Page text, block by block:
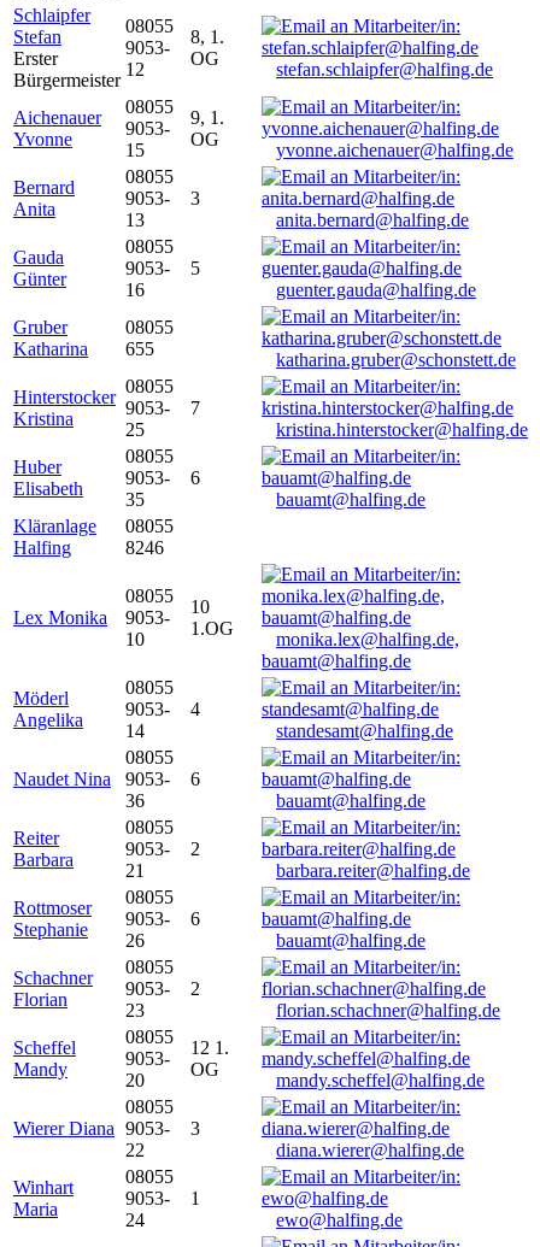
Schlaipfer
Stefan
Erster
Bürgermeister
08055
9053-
12
8, 1.
OG
stefan.schlaipfer@halfing.de
Aichenauer
Yvonne
08055
9053-
15
9, 1.
OG
yvonne.aichenauer@halfing.de
Bernard
Anita
08055
9053-
13
3
anita.bernard@halfing.de
Gauda
Günter
08055
9053-
16
5
guenter.gauda@halfing.de
Gruber
Katharina
08055
655
katharina.gruber@schonstett.de
Hinterstocker
Kristina
08055
9053-
25
7
kristina.hinterstocker@halfing.de
Huber
Elisabeth
08055
9053-
35
6
bauamt@halfing.de
Kläranlage
Halfing
08055
8246
Lex Monika
08055
9053-
10
10
1.OG
monika.lex@halfing.de,
bauamt@halfing.de
Möderl
Angelika
08055
9053-
14
4
standesamt@halfing.de
Naudet Nina
08055
9053-
36
6
bauamt@halfing.de
Reiter
Barbara
08055
9053-
21
2
barbara.reiter@halfing.de
Rottmoser
Stephanie
08055
9053-
26
6
bauamt@halfing.de
Schachner
Florian
08055
9053-
23
2
florian.schachner@halfing.de
Scheffel
Mandy
08055
9053-
20
12 1.
OG
mandy.scheffel@halfing.de
Wierer Diana
08055
9053-
22
3
diana.wierer@halfing.de
Winhart
Maria
08055
9053-
24
1
ewo@halfing.de